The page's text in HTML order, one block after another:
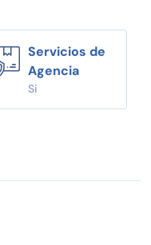
Servicios de
Agencia
Si